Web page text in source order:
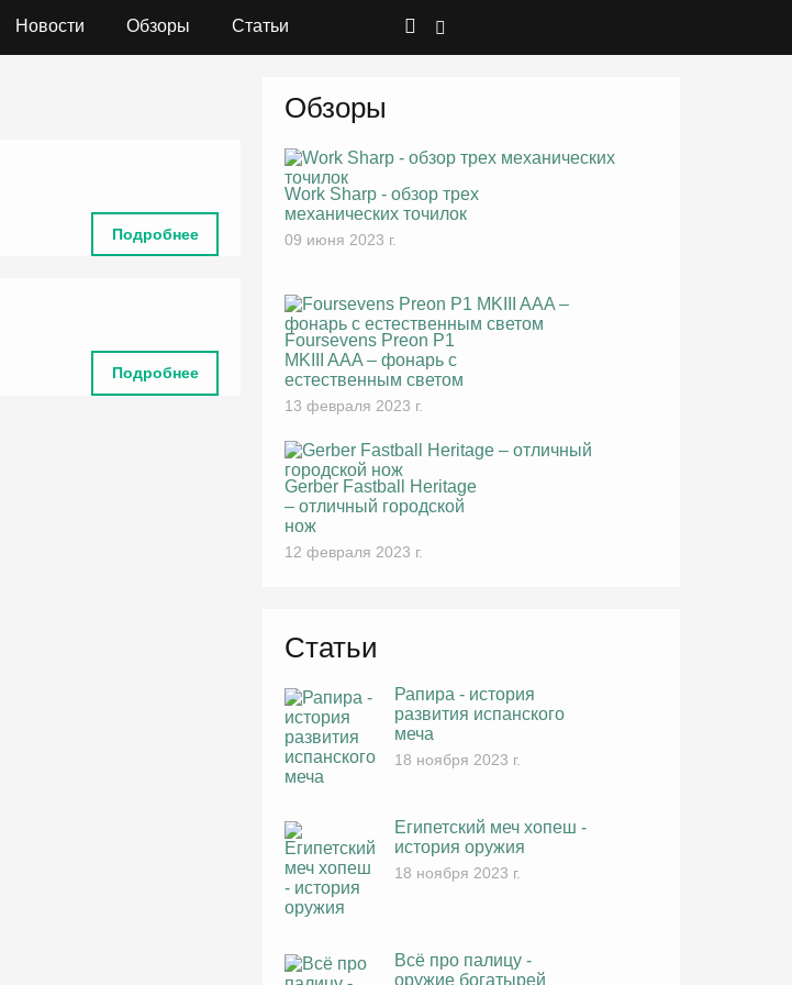
Новости Обзоры Статьи
Подробнее
Подробнее
Обзоры
Work Sharp - обзор трех
механических точилок
09 июня 2023 г.
Foursevens Preon P1
MKIII AAA – фонарь с
естественным светом
13 февраля 2023 г.
Gerber Fastball Heritage
– отличный городской
нож
12 февраля 2023 г.
Статьи
Рапира - история
развития испанского
меча
18 ноября 2023 г.
Египетский меч хопеш -
история оружия
18 ноября 2023 г.
Всё про палицу -
оружие богатырей